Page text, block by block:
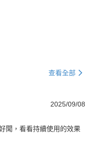
查看全部
2025/09/08
聞，看看持續使用的效果